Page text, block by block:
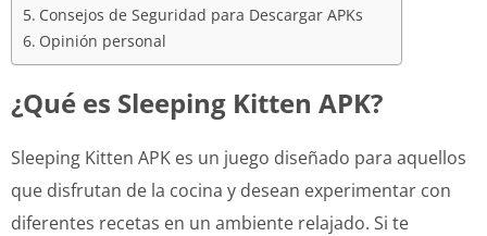
Consejos de Seguridad para Descargar APKs
Opinión personal
¿Qué es Sleeping Kitten APK?
Sleeping Kitten APK es un juego diseñado para aquellos
que disfrutan de la cocina y desean experimentar con
diferentes recetas en un ambiente relajado. Si te